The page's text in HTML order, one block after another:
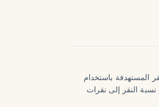
المستهدفة باستخدام
النقر إلى نقرات